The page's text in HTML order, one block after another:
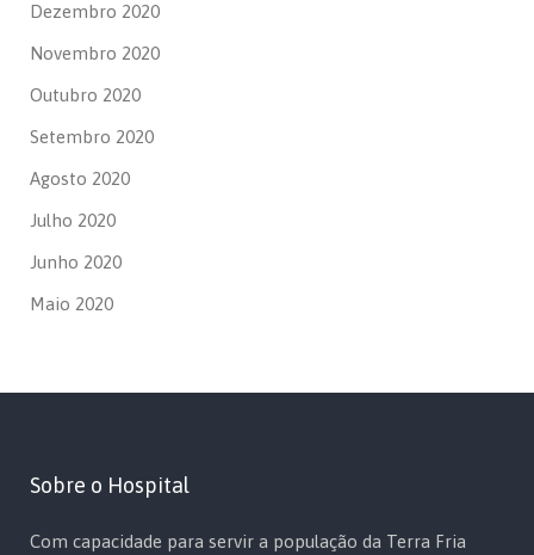
Dezembro 2020
Novembro 2020
Outubro 2020
Setembro 2020
Agosto 2020
Julho 2020
Junho 2020
Maio 2020
Sobre o Hospital
Com capacidade para servir a população da Terra Fria